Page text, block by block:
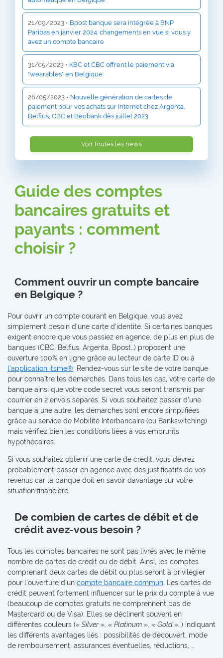
21/09/2023 • Bpost banque sera intégrée à BNP
Paribas en janvier 2024: changements en vue si vous y
avez un compte bancaire
31/05/2023 • KBC et CBC offrent le paiement via
"wearables" en Belgique
26/05/2023 • Nouvelle génération de cartes de
paiement pour vos achats sur Internet chez Argenta,
Belfius, CBC et Beobank dès juillet 2023
Voir toutes les news
Guide des comptes
bancaires gratuits et
payants : comment
choisir ?
Comment ouvrir un compte bancaire
en Belgique ?
Pour ouvrir un compte courant en Belgique, vous avez
simplement besoin d’une carte d’identité. Si certaines banques
exigent encore que vous passiez en agence, de plus en plus de
banques (CBC, Belfius, Argenta, Bpost…) proposent une
ouverture 100% en ligne grâce au lecteur de carte ID ou à
l’application itsme® . Rendez-vous sur le site de votre banque
pour connaître les démarches. Dans tous les cas, votre carte de
banque ainsi que votre code secret vous seront transmis par
courrier en 2 envois séparés. Si vous souhaitez passer d’une
banque à une autre, les démarches sont encore simplifiées
grâce au service de Mobilité Interbancaire (ou Bankswitching)
mais vérifiez bien les conditions liées à vos emprunts
hypothécaires.
Si vous souhaitez obtenir une carte de crédit, vous devrez
probablement passer en agence avec des justificatifs de vos
revenus car la banque doit en savoir davantage sur votre
situation financière.
De combien de cartes de débit et de
crédit avez-vous besoin ?
Tous les comptes bancaires ne sont pas livrés avec le même
nombre de cartes de crédit ou de débit. Ainsi, les comptes
comprenant deux cartes de débit ou plus seront à privilégier
pour l'ouverture d'un compte bancaire commun . Les cartes de
crédit peuvent fortement influencer sur le prix du compte à vue
(beaucoup de comptes gratuits ne comprennent pas de
Mastercard ou de Visa). Elles se déclinent souvent en
différentes couleurs (« Silver », « Platinum », « Gold»…) indiquant
les différents avantages liés : possibilités de découvert, mode
de remboursement, assurances éventuelles, réductions, …